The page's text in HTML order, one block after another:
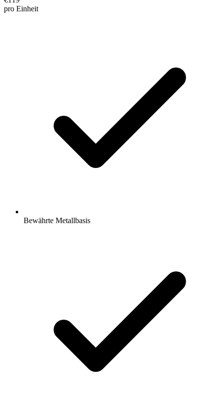
pro Einheit
Bewährte Metallbasis